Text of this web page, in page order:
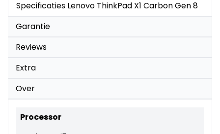
Specificaties Lenovo ThinkPad X1 Carbon Gen 8
Garantie
Reviews
Extra
Over
Processor